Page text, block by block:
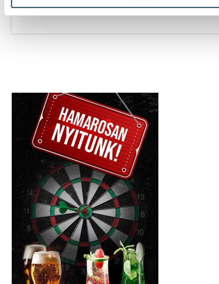
EREDMÉNY
7-1